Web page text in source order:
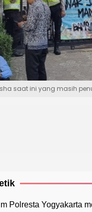
saat ini yang masih
Polresta Yogyakarta